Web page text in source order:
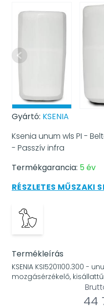
Gyártó: KSENIA
Ksenia unum wls PI -
- Passzív infra
Termékgarancia: 5 év
RÉSZLETES MŰSZAKI
Termékleírás
KSENIA KSI5201100.300 -
mozgásérzékelő,
44